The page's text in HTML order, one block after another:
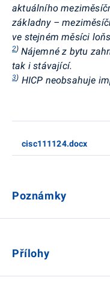
aktuálního
základny –
ve stejném měsíci
2) Nájemné z bytu
tak i stávající.
3) HICP neobsahuje
cisc111124.docx
Poznámky
Přílohy